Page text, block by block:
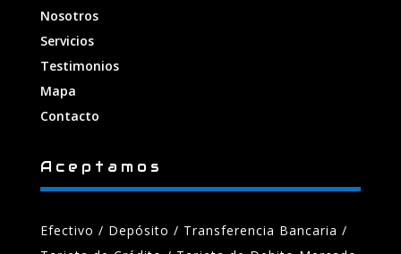
Nosotros
Servicios
Testimonios
Mapa
Contacto
Aceptamos
Efectivo / Depósito / Transferencia Bancaria /